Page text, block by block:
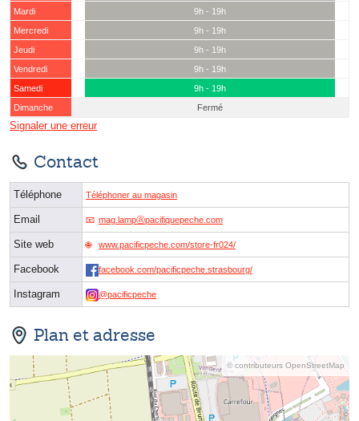
Mardi
9h - 19h
Mercredi
9h - 19h
Jeudi
9h - 19h
Vendredi
9h - 19h
Samedi
9h - 19h
Dimanche
Fermé
Signaler une erreur
Contact
Téléphone Téléphoner au magasin
Email mag.lampⓐpacifiquepeche.com
Site web www.pacificpeche.com/store-fr024/
Facebook facebook.com/pacificpeche.strasbourg/
Instagram @pacificpeche
Plan et adresse
© contributeurs OpenStreetMap